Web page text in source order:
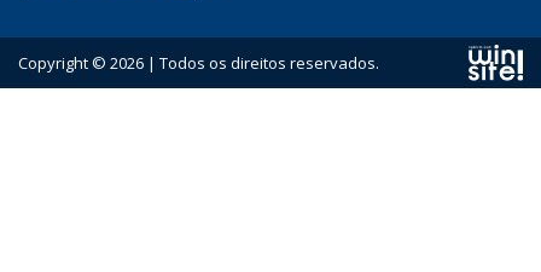
Copyright © 2026 | Todos os direitos reservados.